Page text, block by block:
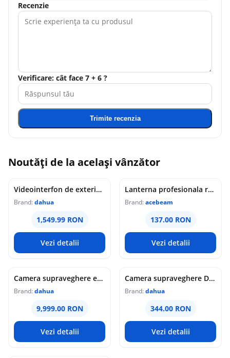
Recenzie
Verificare: cât face 7 + 6 ?
Trimite recenzia
Noutăți de la același vânzător
Videointerfon de exterior IP WiFi Dahua VTO6631QB-WP, 2MP, ecran 5 inch, acces prin PIN/recunoastere faciala/card/Bluetooth, slot card, microfon/difuzor, PoE
Brand:dahua
1,549.99 RON
Vezi detalii
Lanterna profesionala reincarcabila Acebeam Pokelit AA, 1000 lumeni, 105 m, gri
Brand:acebeam
137.00 RON
Vezi detalii
Camera supraveghere exterior analogica Dome cu iluminare duala Dahua HAC-HDW1549X-IL-A-PRO-0360B-DIP, 5 MP, 2.8 mm, IR/lumina calda 50 m, microfon dublu
Brand:dahua
9,999.00 RON
Vezi detalii
Camera supraveghere Dome analogica Dahua WizColor HAC-HDW1549X-A-PRO-0360B-DIP, 5 MP, 3.6 mm, lumina calda 50 m, microfon dublu
Brand:dahua
344.00 RON
Vezi detalii